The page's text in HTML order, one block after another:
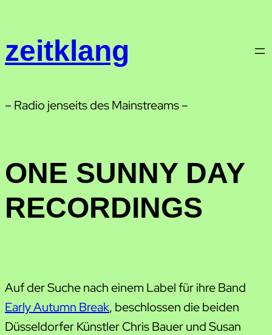
springen
zeitklang
– Radio jenseits des Mainstreams –
ONE SUNNY DAY
RECORDINGS
Auf der Suche nach einem Label für ihre Band
Early Autumn Break, beschlossen die beiden
Düsseldorfer Künstler Chris Bauer und Susan